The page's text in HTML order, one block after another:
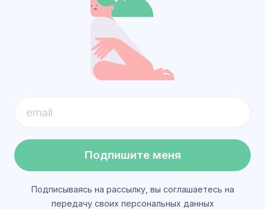
Подпишите меня
Подписываясь на рассылку, вы соглашаетесь на
передачу своих персональных данных